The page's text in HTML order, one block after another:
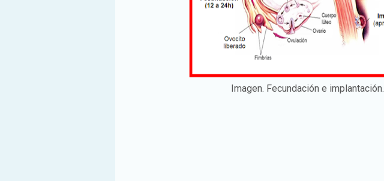
Imagen. Fecundación e implantación.